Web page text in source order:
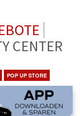
CENTER
POP UP STORE